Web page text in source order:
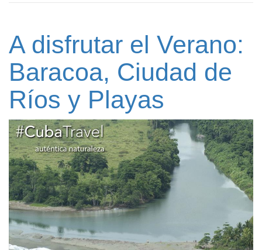
A disfrutar el Verano:
Baracoa, Ciudad de
Ríos y Playas